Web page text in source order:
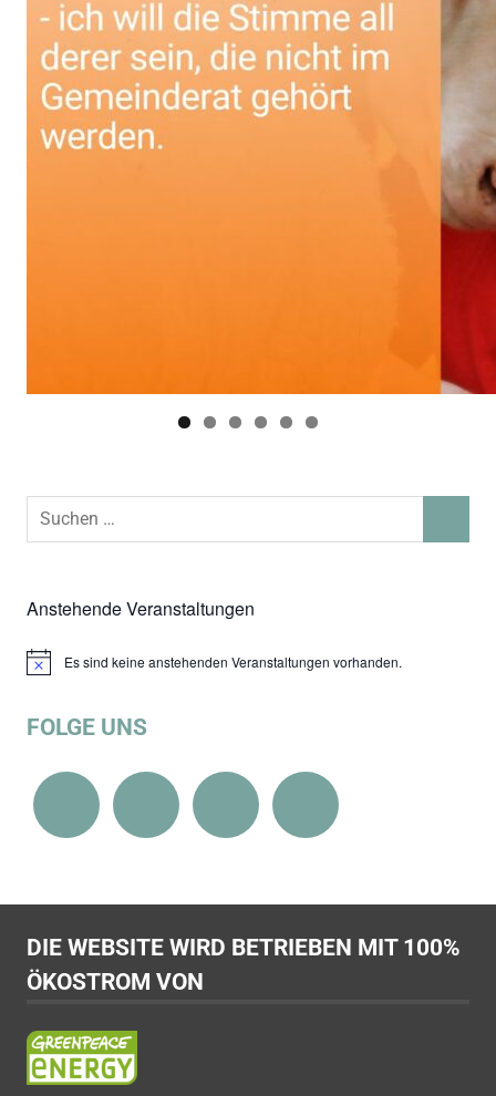
Suchen
Anstehende Veranstaltungen
HinweisEs sind keine anstehenden Veranstaltungen vorhanden.
FOLGE UNS
DIE WEBSITE WIRD BETRIEBEN MIT 100%
ÖKOSTROM VON